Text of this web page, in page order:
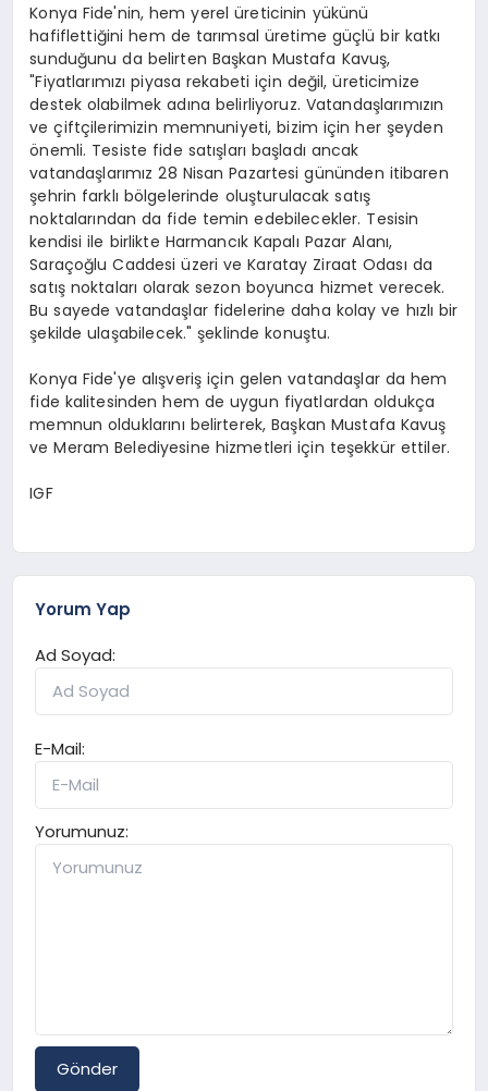
Konya Fide'nin, hem yerel üreticinin yükünü
hafiflettiğini hem de tarımsal üretime güçlü bir katkı
sunduğunu da belirten Başkan Mustafa Kavuş,
"Fiyatlarımızı piyasa rekabeti için değil, üreticimize
destek olabilmek adına belirliyoruz. Vatandaşlarımızın
ve çiftçilerimizin memnuniyeti, bizim için her şeyden
önemli. Tesiste fide satışları başladı ancak
vatandaşlarımız 28 Nisan Pazartesi gününden itibaren
şehrin farklı bölgelerinde oluşturulacak satış
noktalarından da fide temin edebilecekler. Tesisin
kendisi ile birlikte Harmancık Kapalı Pazar Alanı,
Saraçoğlu Caddesi üzeri ve Karatay Ziraat Odası da
satış noktaları olarak sezon boyunca hizmet verecek.
Bu sayede vatandaşlar fidelerine daha kolay ve hızlı bir
şekilde ulaşabilecek." şeklinde konuştu.
Konya Fide'ye alışveriş için gelen vatandaşlar da hem
fide kalitesinden hem de uygun fiyatlardan oldukça
memnun olduklarını belirterek, Başkan Mustafa Kavuş
ve Meram Belediyesine hizmetleri için teşekkür ettiler.
IGF
Yorum Yap
Ad Soyad:
E-Mail:
Yorumunuz:
Gönder